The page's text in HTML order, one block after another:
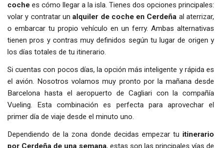
coche es cómo llegar a la isla. Tienes dos opciones principales:
volar y contratar unalquiler de coche en Cerdeña al aterrizar,
o embarcar tu propio vehículo en un ferry. Ambas alternativas
tienen pros y contras muy definidos según tu lugar de origen y
los días totales de tu itinerario.
Si cuentas con pocos días, la opción más inteligente y rápida es
el avión. Nosotros volamos muy pronto por la mañana desde
Barcelona hasta el aeropuerto de Cagliari con la compañía
Vueling. Esta combinación es perfecta para aprovechar el
primer día de viaje desde el minuto uno.
Dependiendo de la zona donde decidas empezar tu itinerario
por Cerdeña de una semana, estas son las principales vías de